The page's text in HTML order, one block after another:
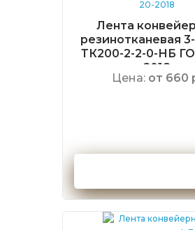
Лента
резинотканевая
ТК200-2-2-0-НБ
2018
Цена: от 660